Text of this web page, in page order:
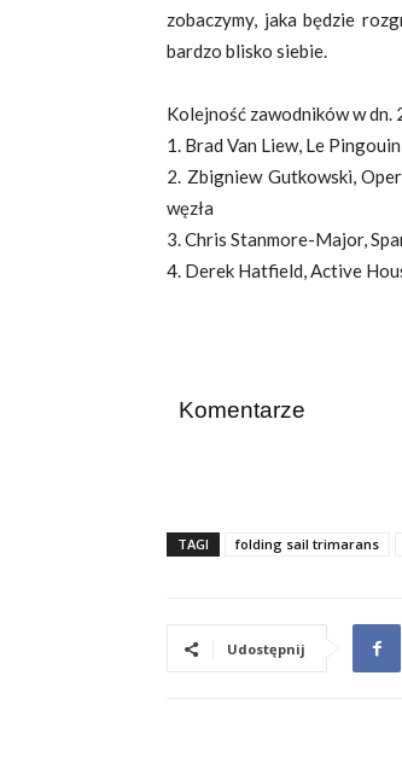
zobaczymy, jaka będzie
bardzo blisko siebie.
Kolejność zawodników w dn.
1. Brad Van Liew, Le
2. Zbigniew Gutkowski,
węzła
3. Chris Stanmore-Major,
4. Derek Hatfield, Active
Komentarze
TAGI folding sail trimarans
Udostępnij